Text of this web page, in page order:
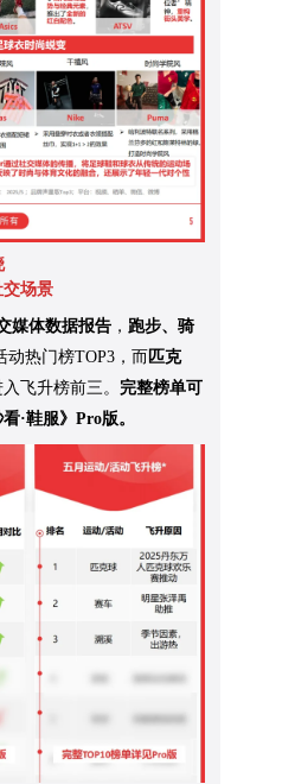
交场景
媒体数据报告 ， 跑步、骑
动热门榜TOP3，而 匹克
飞升榜前三。 完整榜单可
·鞋服》Pro版。